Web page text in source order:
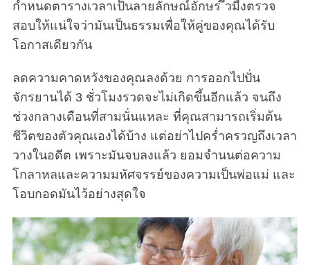
กำหนดตารางเวลาเป็นลายลักษณ์อักษร ึวมืั้งตรวจ
สอบให้แน่ใจว่ามันเป็นธรรมเพื่อให้คู่ของคุณได้รับ
โอกาสเดียวกัน
ลดความคาดหวังของคุณลงด้วย การออกไปปั่น
จักรยานได้ 3 ชั่วโมงรวดจะไม่เกิดขึ้นอีกแล้ว จนถึง
ช่วงกลางเดือนที่สามนั่นแหละ ที่คุณสามารถเริ่มต้น
ชีวิตของตัวคุณเองได้บ้าง แต่อย่าไปคร่ำครวญถึงเวลา
วางในอดีต เพราะมันจบลงแล้ว ยอมจำนนต่อความ
โกลาหลและความมหัศจรรย์ของความเป็นพ่อแม่ และ
โอบกอดมันไว้อย่างสุดใจ